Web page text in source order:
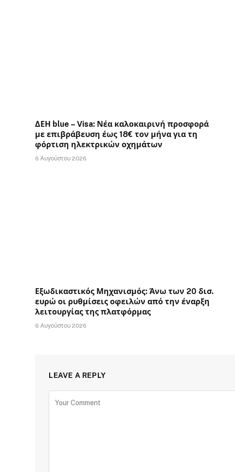
ΔΕΗ blue – Visa: Νέα καλοκαιρινή προσφορά
με επιβράβευση έως 18€ τον μήνα για τη
φόρτιση ηλεκτρικών οχημάτων
6 Αυγούστου 2026
Εξωδικαστικός Μηχανισμός: Άνω των 20 δισ.
ευρώ οι ρυθμίσεις οφειλών από την έναρξη
λειτουργίας της πλατφόρμας
6 Αυγούστου 2026
LEAVE A REPLY